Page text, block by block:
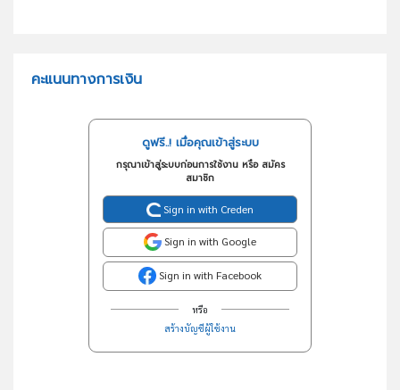
คะแนนทางการเงิน
ดูฟรี..! เมื่อคุณเข้าสู่ระบบ
กรุณาเข้าสู่ระบบก่อนการใช้งาน หรือ สมัคร
สมาชิก
Sign in with Creden
Sign in with Google
Sign in with Facebook
หรือ
สร้างบัญชีผู้ใช้งาน